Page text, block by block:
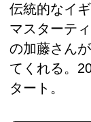
伝統的なイ
マスターテ
の加藤さん
てくれる。
タート。